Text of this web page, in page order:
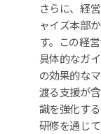
さらに、経
ャイズ本部
す。この経
具体的なガ
の効果的な
渡る支援が
識を強化す
研修を通じ